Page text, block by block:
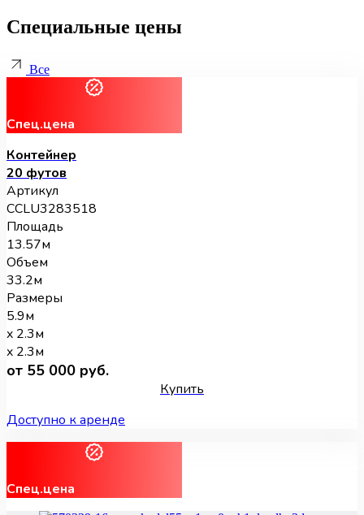
Специальные цены
Все
Спец.цена
Контейнер
20 футов
Артикул
CCLU3283518
Площадь
13.57м
Объем
33.2м
Размеры
5.9м
x 2.3м
x 2.3м
от 55 000 руб.
Купить
Доступно к аренде
Спец.цена